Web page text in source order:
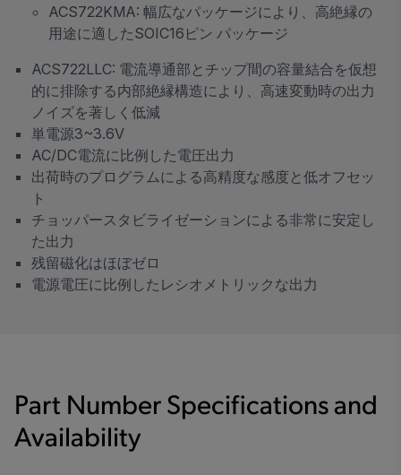
ACS722KMA: 幅広なパッケージにより、高絶縁の
用途に適したSOIC16ピン パッケージ
ACS722LLC: 電流導通部とチップ間の容量結合を仮想
的に排除する内部絶縁構造により、高速変動時の出力
ノイズを著しく低減
単電源3~3.6V
AC/DC電流に比例した電圧出力
出荷時のプログラムによる高精度な感度と低オフセッ
ト
チョッパースタビライゼーションによる非常に安定し
た出力
残留磁化はほぼゼロ
電源電圧に比例したレシオメトリックな出力
Part Number Specifications and
Availability